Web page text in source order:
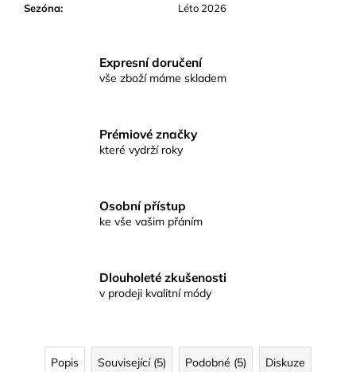
Sezóna: Léto 2026
Expresní doručení
vše zboží máme skladem
Prémiové značky
které vydrží roky
Osobní přístup
ke vše vašim přáním
Dlouholeté zkušenosti
v prodeji kvalitní módy
Popis Související (5) Podobné (5) Diskuze